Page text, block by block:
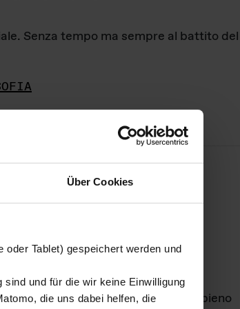
Über Cookies
Tablet) gespeichert werden und
und für die wir keine Einwilligung
die uns dabei helfen, die
Senza tempo ma sempre al battito del
ganze LebenGmbH e rimangono in pieno